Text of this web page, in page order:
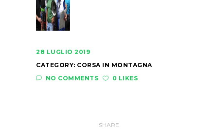
28 LUGLIO 2019
CATEGORY: CORSA IN MONTAGNA
NO COMMENTS
0 LIKES
SHARE